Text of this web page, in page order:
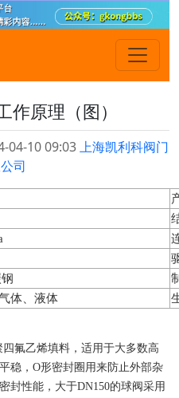
作原理（图）
10 09:03上海凯利科阀门
司
体、液体
氟乙烯填料，适用于大多数高
稳，O形密封圈用来防止外部杂
封性能，大于DN150的球阀采用